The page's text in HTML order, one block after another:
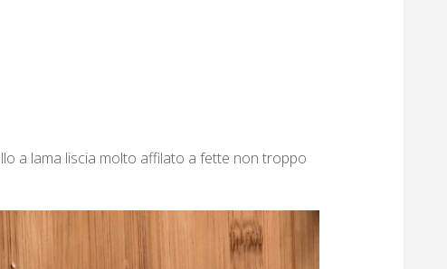
a lama liscia molto affilato a fette non troppo